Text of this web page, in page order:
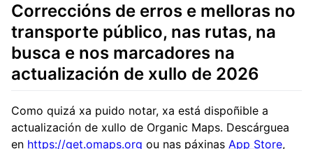
Correccións de erros e melloras no
transporte público, nas rutas, na
busca e nos marcadores na
actualización de xullo de 2026
Como quizá xa puido notar, xa está dispoñible a
actualización de xullo de Organic Maps. Descárguea
en https://get.omaps.org ou nas páxinas App Store,